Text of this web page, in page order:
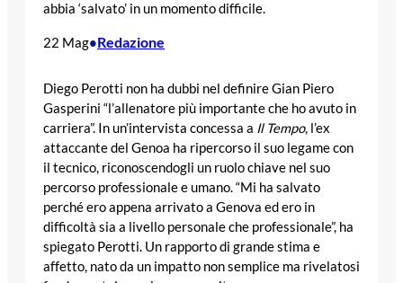
abbia ‘salvato’ in un momento difficile.
22 Mag•Redazione
Diego Perotti non ha dubbi nel definire Gian Piero
Gasperini “l’allenatore più importante che ho avuto in
carriera”. In un’intervista concessa a Il Tempo, l’ex
attaccante del Genoa ha ripercorso il suo legame con
il tecnico, riconoscendogli un ruolo chiave nel suo
percorso professionale e umano. “Mi ha salvato
perché ero appena arrivato a Genova ed ero in
difficoltà sia a livello personale che professionale”, ha
spiegato Perotti. Un rapporto di grande stima e
affetto, nato da un impatto non semplice ma rivelatosi